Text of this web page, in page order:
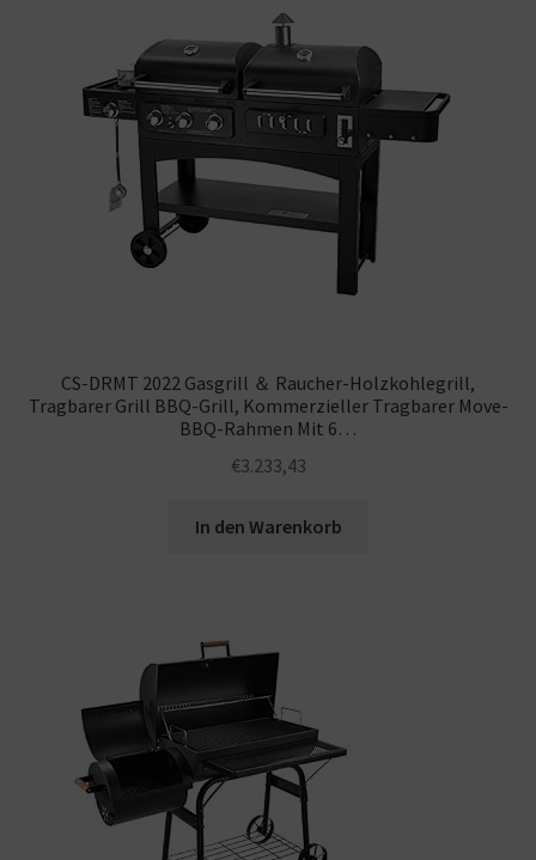
CS-DRMT 2022 Gasgrill ＆ Raucher-Holzkohlegrill,
Tragbarer Grill BBQ-Grill, Kommerzieller Tragbarer Move-
BBQ-Rahmen Mit 6…
€3.233,43
In den Warenkorb